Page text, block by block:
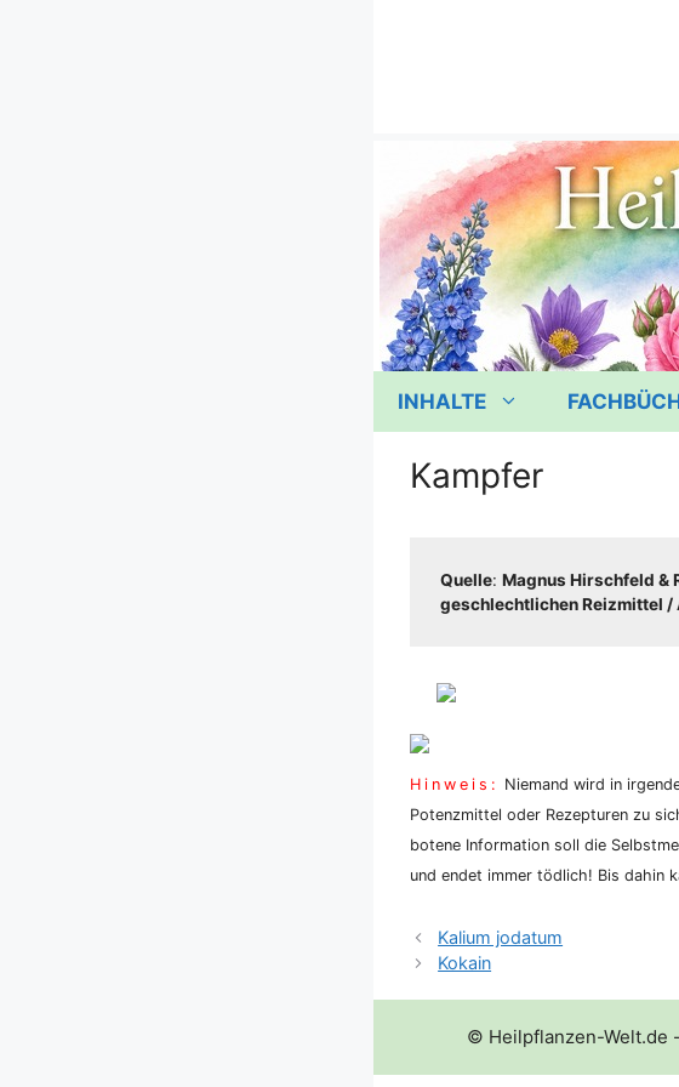
INHALTE
Kampfer
Quel­le: Magnus Hirsch­feld &
geschlecht­li­chen Reiz­mit­tel /​​
Hin­weis: Nie­mand wird in
Potenz­mit­tel oder Rezep­tu­ren zu
bo­te­ne Infor­ma­ti­on soll die
und endet immer töd­lich! Bis dahin
Kalium jodatum
Kokain
© Heilpflanzen-Welt.de